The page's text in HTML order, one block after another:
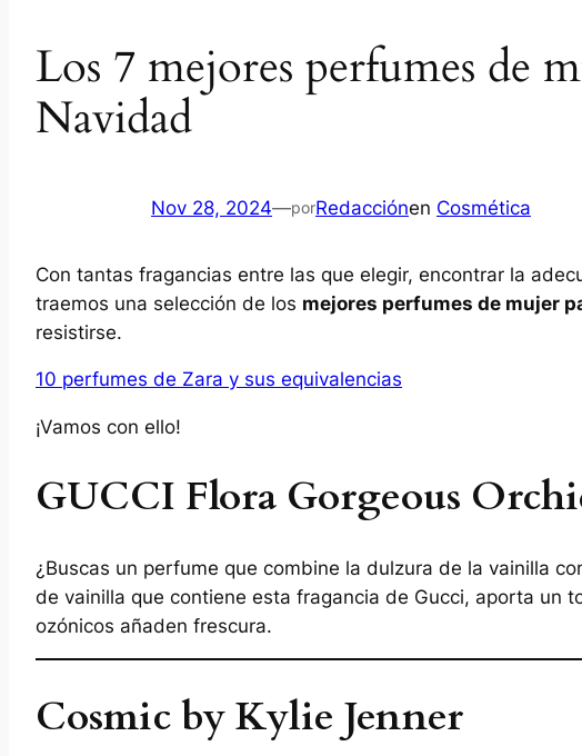
Los 7 mejores perfumes de
Navidad
Nov 28, 2024—porRedacciónen Cosmética
Con tantas fragancias entre las que elegir, encontrar la
traemos una selección de los mejores perfumes de mujer
resistirse.
10 perfumes de Zara y sus equivalencias
¡Vamos con ello!
GUCCI Flora Gorgeous
¿Buscas un perfume que combine la dulzura de la vainilla
de vainilla que contiene esta fragancia de Gucci, aporta un
ozónicos añaden frescura.
Cosmic by Kylie Jenner